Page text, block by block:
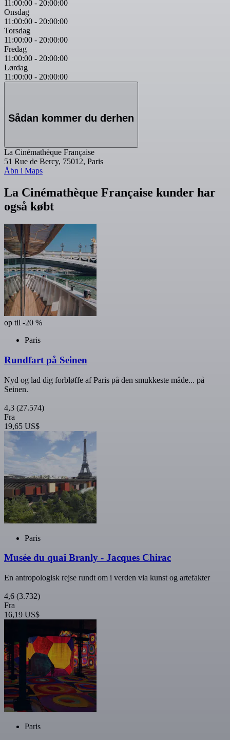
11:00:00 - 20:00:00
Onsdag
11:00:00 - 20:00:00
Torsdag
11:00:00 - 20:00:00
Fredag
11:00:00 - 20:00:00
Lørdag
11:00:00 - 20:00:00
Sådan kommer du derhen
La Cinémathèque Française
51 Rue de Bercy, 75012, Paris
Åbn i Maps
La Cinémathèque Française kunder har
også købt
op til -20 %
Paris
Rundfart på Seinen
Nyd og lad dig forbløffe af Paris på den smukkeste måde... på
Seinen.
4,3 (27.574)
Fra
19,65 US$
Paris
Musée du quai Branly - Jacques Chirac
En antropologisk rejse rundt om i verden via kunst og artefakter
4,6 (3.732)
Fra
16,19 US$
Paris